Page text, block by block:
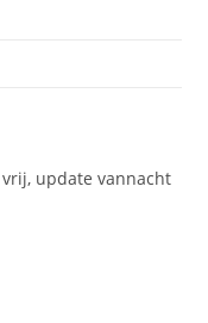
update vannacht